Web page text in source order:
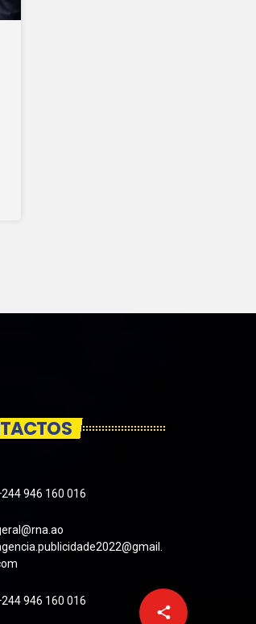
share
email
946 160 016
946 160 016